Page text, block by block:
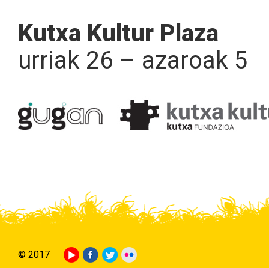
Kutxa Kultur Plaza
urriak 26 – azaroak 5
© 2017